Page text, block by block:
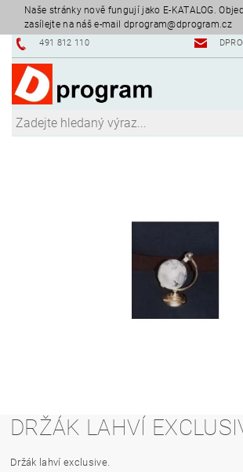
Naše stránky nově fungují jako E-KATALOG.
zasílejte na náš e-mail dprogram@dprogram.cz
491 812 110
DRŽÁK LAHVÍ
Držák lahví exclusive.